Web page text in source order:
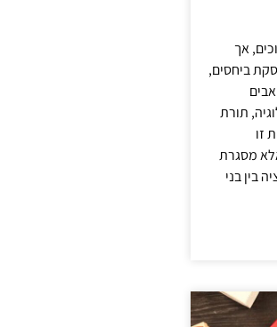
אך
ביחסים,
תורת
זו
מסגרת
בין בני